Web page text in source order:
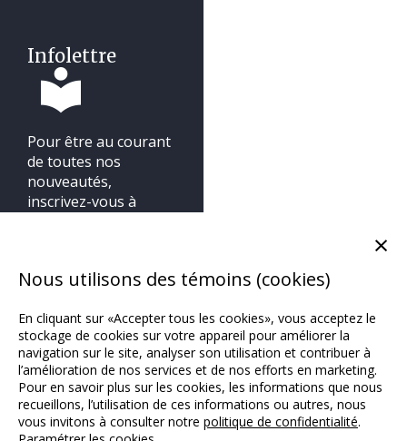
Infolettre
Pour être au courant
de toutes nos
nouveautés,
inscrivez-vous à
Nous utilisons des témoins (cookies)
En cliquant sur «Accepter tous les cookies», vous acceptez le
stockage de cookies sur votre appareil pour améliorer la
navigation sur le site, analyser son utilisation et contribuer à
l’amélioration de nos services et de nos efforts en marketing.
Pour en savoir plus sur les cookies, les informations que nous
recueillons, l’utilisation de ces informations ou autres, nous
vous invitons à consulter notre politique de confidentialité.
×